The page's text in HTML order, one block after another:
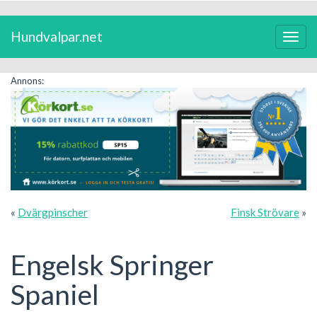
Växla
Hundvalpar.net
Annons:
« Dvärgpinscher Finsk Strövare »
Engelsk Springer
Spaniel